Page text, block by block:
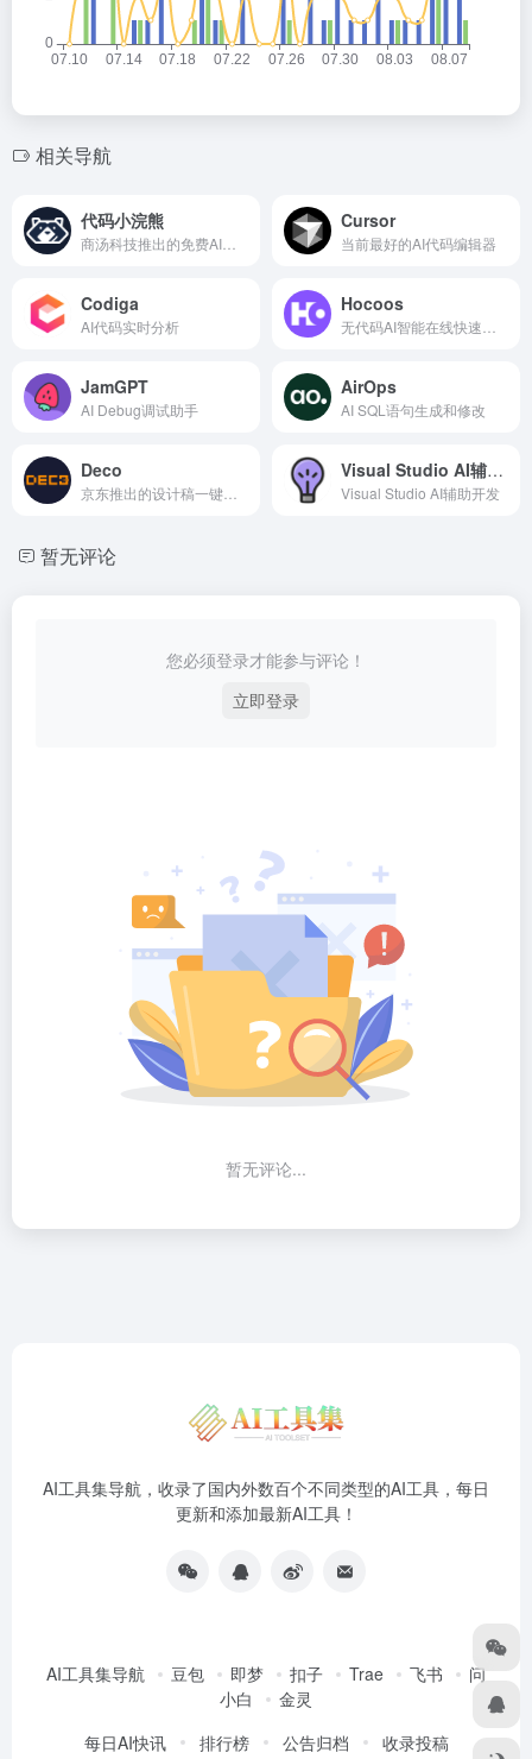
相关导航
代码小浣熊 Cursor
当前最好的AI代码编辑器
Codiga
AI代码实时分析
Hocoos
JamGPT
AI Debug调试助手
AirOps
AI SQL语句生成和修改
Deco Visual Studio AI辅助开发
Visual Studio AI辅助开发
暂无评论
您必须登录才能参与评论！
立即登录
暂无评论...
AI工具集导航，收录了国内外数百个不同类型的AI工具，每日
更新和添加最新AI工具！
AI工具集导航 豆包 即梦 扣子 Trae 飞书
问
小白
金灵
每日AI快讯
排行榜 公告归档 收录投稿